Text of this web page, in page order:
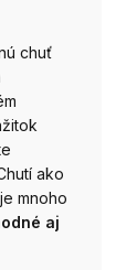
chuť
ako
mnoho
aj